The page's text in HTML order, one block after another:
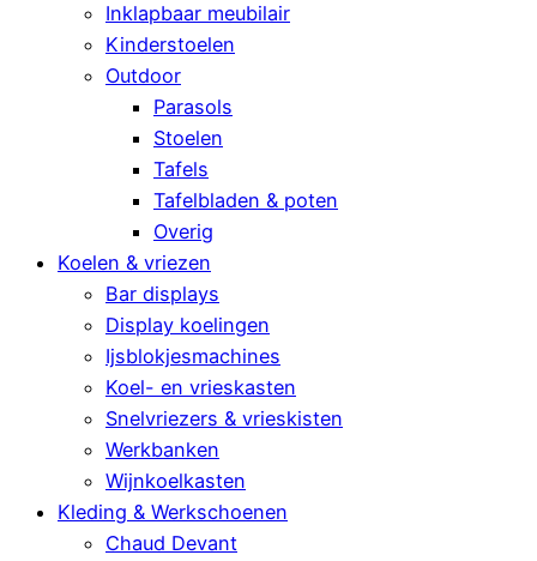
Inklapbaar meubilair
Kinderstoelen
Outdoor
Parasols
Stoelen
Tafels
Tafelbladen & poten
Overig
Koelen & vriezen
Bar displays
Display koelingen
Ijsblokjesmachines
Koel- en vrieskasten
Snelvriezers & vrieskisten
Werkbanken
Wijnkoelkasten
Kleding & Werkschoenen
Chaud Devant